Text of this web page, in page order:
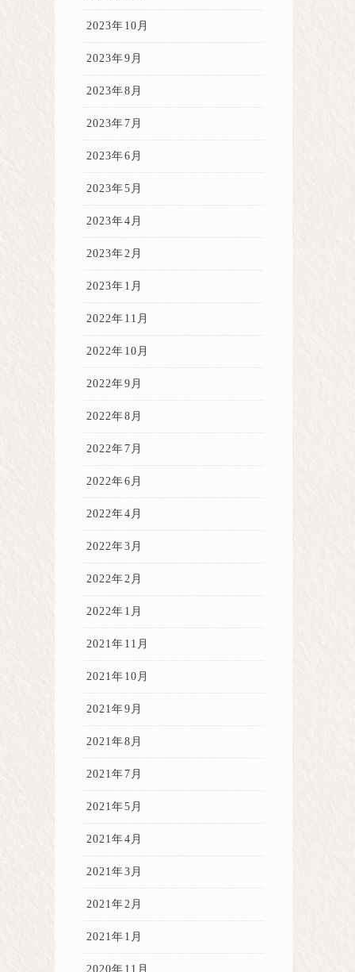
2023年10月
2023年9月
2023年8月
2023年7月
2023年6月
2023年5月
2023年4月
2023年2月
2023年1月
2022年11月
2022年10月
2022年9月
2022年8月
2022年7月
2022年6月
2022年4月
2022年3月
2022年2月
2022年1月
2021年11月
2021年10月
2021年9月
2021年8月
2021年7月
2021年5月
2021年4月
2021年3月
2021年2月
2021年1月
2020年11月